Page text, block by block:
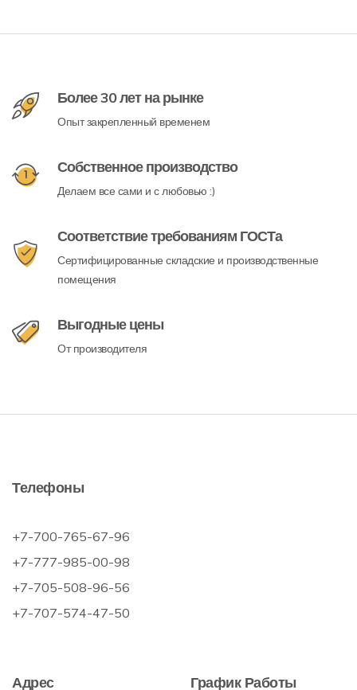
Более 30 лет на рынке
Опыт закрепленный временем
Собственное производство
Делаем все сами и с любовью :)
Соответствие требованиям ГОСТа
Сертифицированные складские и производственные
помещения
Выгодные цены
От производителя
Телефоны
+7-700-765-67-96
+7-777-985-00-98
+7-705-508-96-56
+7-707-574-47-50
Адрес График Работы